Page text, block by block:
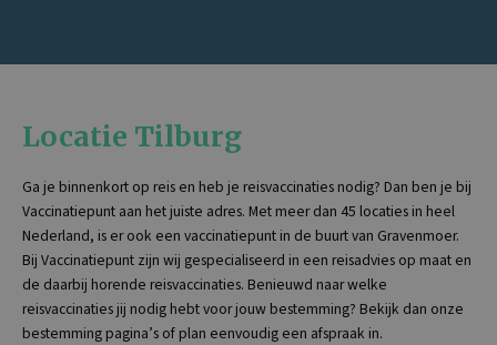
Locatie Tilburg
Ga je binnenkort op reis en heb je reisvaccinaties nodig? Dan ben je bij
Vaccinatiepunt aan het juiste adres. Met meer dan 45 locaties in heel
Nederland, is er ook een vaccinatiepunt in de buurt van Gravenmoer.
Bij Vaccinatiepunt zijn wij gespecialiseerd in een reisadvies op maat en
de daarbij horende reisvaccinaties. Benieuwd naar welke
reisvaccinaties jij nodig hebt voor jouw bestemming? Bekijk dan onze
bestemming pagina’s of plan eenvoudig een afspraak in.